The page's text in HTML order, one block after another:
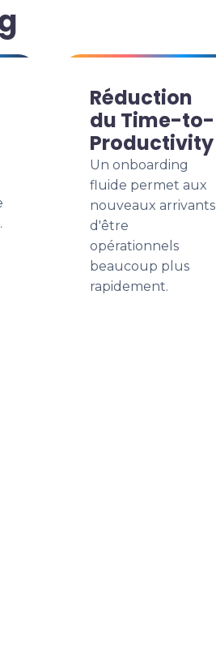
Réduction
du Time-to-
Productivity
Un onboarding
fluide permet aux
nouveaux arrivants
d'être
opérationnels
beaucoup plus
rapidement.